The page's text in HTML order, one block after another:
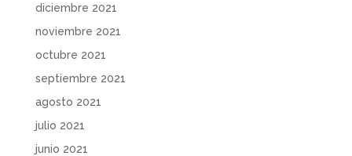
diciembre 2021
noviembre 2021
octubre 2021
septiembre 2021
agosto 2021
julio 2021
junio 2021